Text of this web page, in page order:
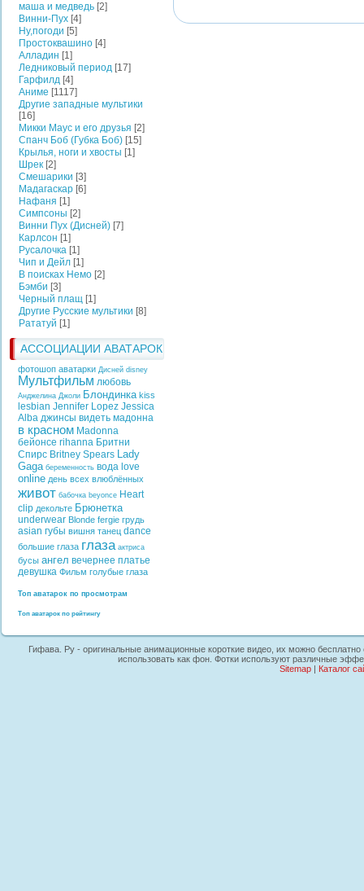
маша и медведь [2]
Винни-Пух [4]
Ну,погоди [5]
Простоквашино [4]
Алладин [1]
Ледниковый период [17]
Гарфилд [4]
Аниме [1117]
Другие западные мультики
[16]
Микки Маус и его друзья [2]
Спанч Боб (Губка Боб) [15]
Крылья, ноги и хвосты [1]
Шрек [2]
Смешарики [3]
Мадагаскар [6]
Нафаня [1]
Симпсоны [2]
Винни Пух (Дисней) [7]
Карлсон [1]
Русалочка [1]
Чип и Дейл [1]
В поисках Немо [2]
Бэмби [3]
Черный плащ [1]
Другие Русские мультики [8]
Рататуй [1]
АССОЦИАЦИИ АВАТАРОК
фотошоп аватарки Дисней disney
Мультфильм любовь
Анджелина Джоли Блондинка kiss
lesbian Jennifer Lopez Jessica
Alba джинсы видеть мадонна
в красном Madonna
бейонсе rihanna Бритни
Спирс Britney Spears Lady
Gaga беременность вода love
online день всех влюблённых
живот бабочка beyonce Heart
clip декольте Брюнетка
underwear Blonde fergie грудь
asian губы вишня танец dance
большие глаза глаза актриса
бусы ангел вечернее платье
девушка Фильм голубые глаза
Топ аватарок по просмотрам
Топ аватарок по рейтингу
Гифава. Ру - оригинальные анимационные короткие видео, их можно
использовать как фон. Фотки используют различные
Sitemap| Каталог